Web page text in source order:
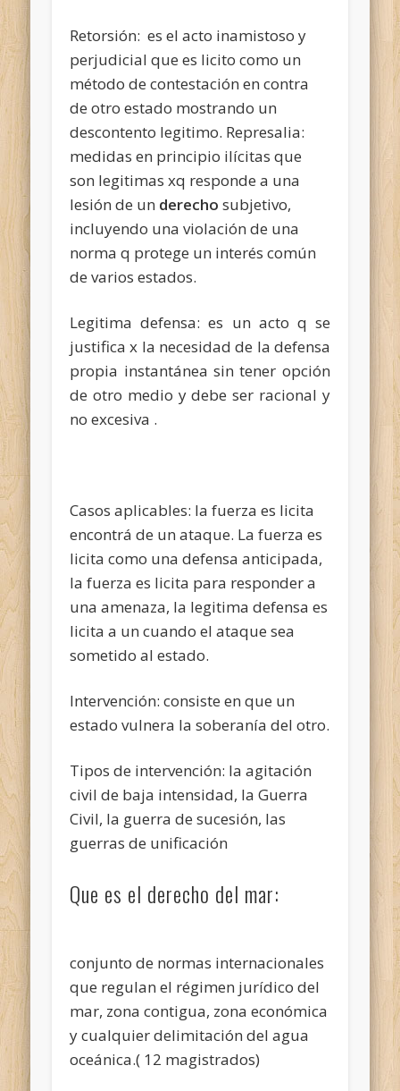
Retorsión: es el acto inamistoso y
perjudicial que es licito como un
método de contestación en contra
de otro estado mostrando un
descontento legitimo. Represalia:
medidas en principio ilícitas que
son legitimas xq responde a una
lesión de un derecho subjetivo,
incluyendo una violación de una
norma q protege un interés común
de varios estados.
Legitima defensa: es un acto q se
justifica x la necesidad de la defensa
propia instantánea sin tener opción
de otro medio y debe ser racional y
no excesiva .
Casos aplicables: la fuerza es licita
encontrá de un ataque. La fuerza es
licita como una defensa anticipada,
la fuerza es licita para responder a
una amenaza, la legitima defensa es
licita a un cuando el ataque sea
sometido al estado.
Intervención: consiste en que un
estado vulnera la soberanía del otro.
Tipos de intervención: la agitación
civil de baja intensidad, la Guerra
Civil, la guerra de sucesión, las
guerras de unificación
Que es el derecho del mar:
conjunto de normas internacionales
que regulan el régimen jurídico del
mar, zona contigua, zona económica
y cualquier delimitación del agua
oceánica.( 12 magistrados)